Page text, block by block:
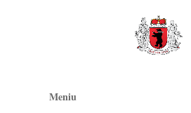
Meniu